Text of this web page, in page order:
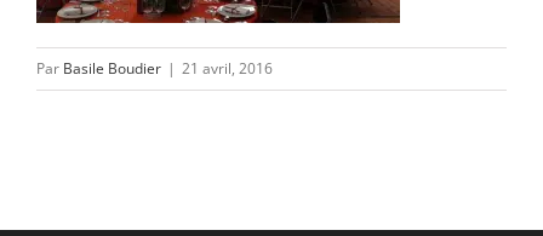
NOUS SUIVRE
Par Basile Boudier | 21 avril, 2016